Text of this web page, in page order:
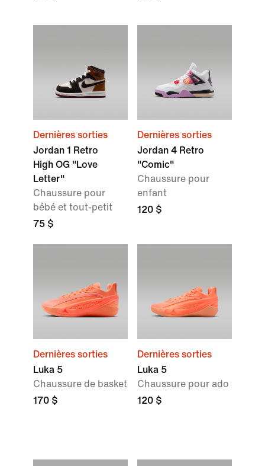
Dernières sorties
Jordan 1 Retro
High OG "Love
Letter"
Chaussure pour
bébé et tout-petit
75 $
Dernières sorties
Jordan 4 Retro
"Comic"
Chaussure pour
enfant
120 $
Dernières sorties
Luka 5
Chaussure de basket
170 $
Dernières sorties
Luka 5
Chaussure pour ado
120 $